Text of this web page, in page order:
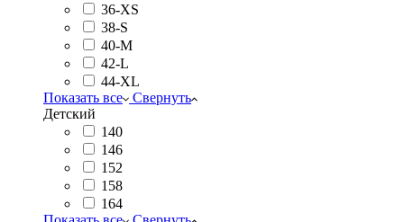
36-XS
38-S
40-M
42-L
44-XL
Показать все
Свернуть
Детский
140
146
152
158
164